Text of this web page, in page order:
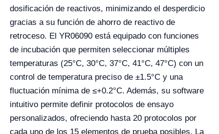
dosificación de reactivos, minimizando el desperdicio
gracias a su función de ahorro de reactivo de
retroceso. El YR06090 está equipado con funciones
de incubación que permiten seleccionar múltiples
temperaturas (25°C, 30°C, 37°C, 41°C, 47°C) con un
control de temperatura preciso de ±1.5°C y una
fluctuación mínima de ≤+0.2°C. Además, su software
intuitivo permite definir protocolos de ensayo
personalizados, ofreciendo hasta 20 protocolos por
cada uno de los 15 elementos de prueba posibles. La